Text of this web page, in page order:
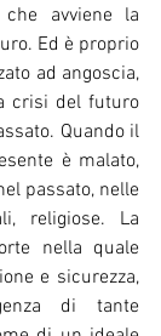
che avviene la
Ed è proprio
ad angoscia,
crisi del futuro
Quando il
è malato,
passato, nelle
religiose. La
nella quale
e sicurezza,
di tante